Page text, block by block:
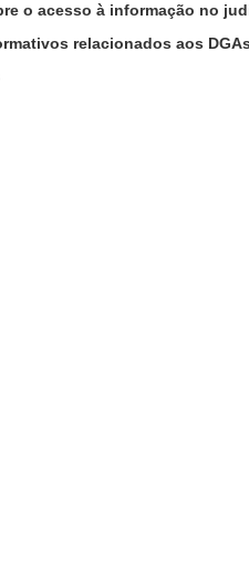
o acesso à informação no
relacionados aos